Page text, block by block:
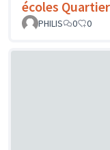
écoles
PHILIS
0 0